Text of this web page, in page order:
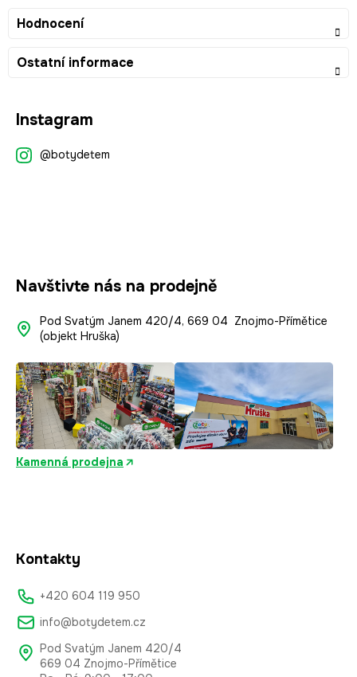
Hodnocení
Ostatní informace
Instagram
@botydetem
Navštivte nás na prodejně
Pod Svatým Janem 420/4, 669 04 Znojmo-Přímětice
(objekt Hruška)
Kamenná prodejna
Kontakty
+420 604 119 950
info@botydetem.cz
Pod Svatým Janem 420/4
669 04 Znojmo-Přímětice